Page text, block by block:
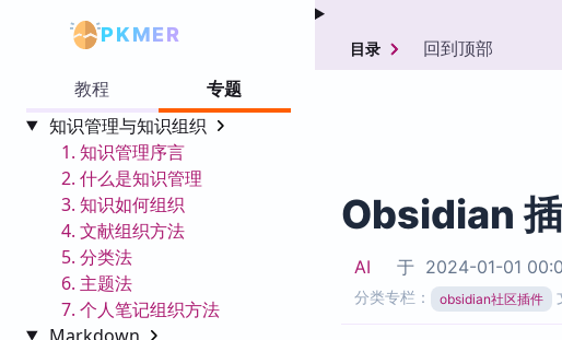
PKMER
教程
专题
知识管理与知识组织
1. 知识管理序言
2. 什么是知识管理
3. 知识如何组织
4. 文献组织方法
5. 分类法
6. 主题法
7. 个人笔记组织方法
Markdown
目录 回到顶部
Obsidian
AI 于 2024-01-01
分类专栏： obsidian社区插件